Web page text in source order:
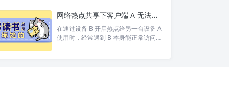
网络热点共享下客户端 A 无法访问目标设备 C 排查
在通过设备 B 开启热点给另一台设备 A
使用时，经常遇到 B 本身能正常访问网